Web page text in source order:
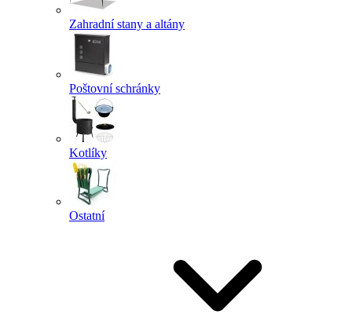
Zahradní stany a altány
Poštovní schránky
Kotlíky
Ostatní